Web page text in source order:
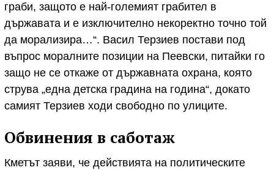
граби, защото е най-големият грабител в
държавата и е изключително некоректно точно той
да морализира…“. Васил Терзиев постави под
въпрос моралните позиции на Пеевски, питайки го
защо не се откаже от държавната охрана, която
струва „една детска градина на година“, докато
самият Терзиев ходи свободно по улиците.
Обвинения в саботаж
Кметът заяви, че действията на политическите